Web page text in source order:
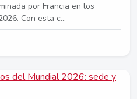
por Francia en los
Con esta c...